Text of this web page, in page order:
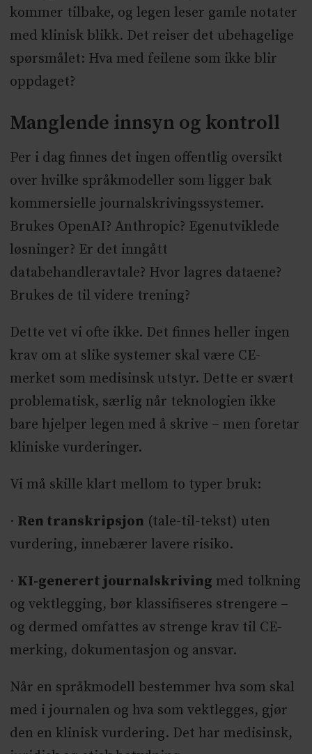
kommer tilbake, og legen leser gamle notater
med klinisk blikk. Det reiser det ubehagelige
spørsmålet: Hva med feilene som ikke blir
oppdaget?
Manglende innsyn og kontroll
Per i dag finnes det ingen offentlig oversikt
over hvilke språkmodeller som ligger bak
kommersielle journalskrivingssystemer.
Brukes OpenAI? Anthropic? Egenutviklede
løsninger? Er det inngått
databehandleravtale? Hvor lagres dataene?
Brukes de til videre trening?
Dette vet vi ofte ikke. Det finnes heller ingen
krav om at slike systemer skal være CE-
merket som medisinsk utstyr. Dette er svært
problematisk, særlig når teknologien ikke
bare hjelper legen med å skrive – men foretar
kliniske vurderinger.
Vi må skille klart mellom to typer bruk:
· Ren transkripsjon (tale-til-tekst) uten
vurdering, innebærer lavere risiko.
· KI-generert journalskriving med tolkning
og vektlegging, bør klassifiseres strengere –
og dermed omfattes av strenge krav til CE-
merking, dokumentasjon og ansvar.
Når en språkmodell bestemmer hva som skal
med i journalen og hva som vektlegges, gjør
den en klinisk vurdering. Det har medisinsk,